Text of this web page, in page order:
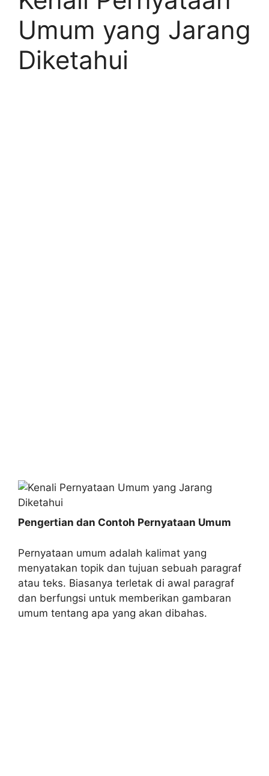
Umum yang Jarang
Diketahui
Pengertian dan Contoh Pernyataan Umum
Pernyataan umum adalah kalimat yang
menyatakan topik dan tujuan sebuah paragraf
atau teks. Biasanya terletak di awal paragraf
dan berfungsi untuk memberikan gambaran
umum tentang apa yang akan dibahas.